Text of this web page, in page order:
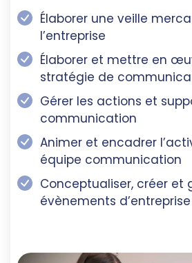
Élaborer une veille
l’entreprise
Élaborer et mettre en
stratégie de
Gérer les actions et
communication
Animer et encadrer
équipe communication
Conceptualiser, créer et
évènements d’entreprise